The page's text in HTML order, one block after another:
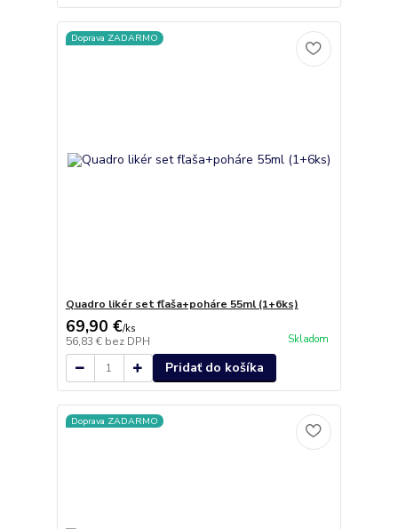
Doprava ZADARMO
Quadro likér set fľaša+poháre 55ml (1+6ks)
69,90 €/ks
56,83 € bez DPH Skladom
Pridať do košíka
Doprava ZADARMO